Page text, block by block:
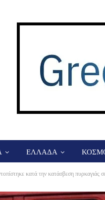
ΕΛΛΑΔΑ
κατά την κατάσβεση πυρκαγιάς